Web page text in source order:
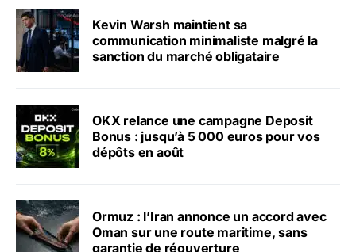
Kevin Warsh maintient sa
communication minimaliste malgré la
sanction du marché obligataire
OKX relance une campagne Deposit
Bonus : jusqu’à 5 000 euros pour vos
dépôts en août
Ormuz : l’Iran annonce un accord avec
Oman sur une route maritime, sans
garantie de réouverture